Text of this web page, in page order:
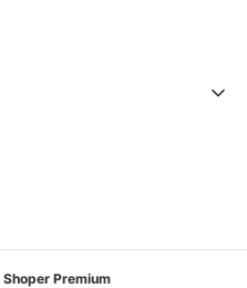
Shoper Premium